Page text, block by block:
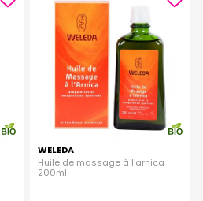
WELEDA
Huile de massage à l'arnica
200ml